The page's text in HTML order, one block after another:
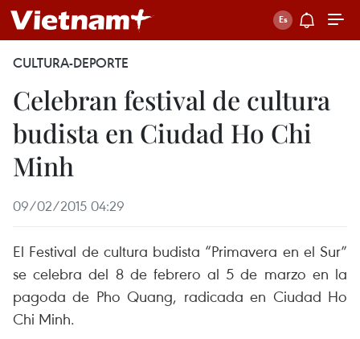
CULTURA-DEPORTE
Celebran festival de cultura
budista en Ciudad Ho Chi
Minh
09/02/2015 04:29
El Festival de cultura budista “Primavera en el Sur”
se celebra del 8 de febrero al 5 de marzo en la
pagoda de Pho Quang, radicada en Ciudad Ho
Chi Minh.